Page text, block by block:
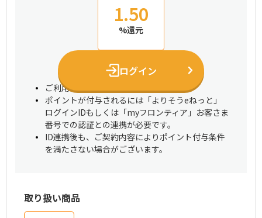
1.50
%還元
ログイン
ご利用にはログインが必要です
ポイントが付与されるには「よりそうeねっと」
ログインIDもしくは「myフロンティア」お客さま
番号での認証との連携が必要です。
ID連携後も、ご契約内容によりポイント付与条件
を満たさない場合がございます。
取り扱い商品